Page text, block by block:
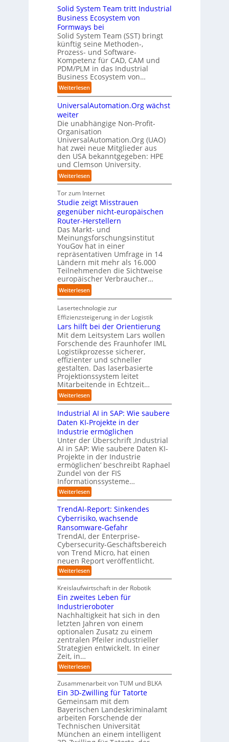
i
b
e
n
u
n
b
e
s
t
z
f
ü
r
d
e
n
G
i
g
a
f
a
c
t
o
r
y
-
A
u
s
b
a
u
-
C
E
O
h
e
n
z
e
n
t
r
e
n
n
D
e
u
t
s
c
h
l
a
n
d
T
r
e
f
f
p
u
n
k
t
f
r
p
r
a
x
i
s
n
a
e
A
u
t
o
m
a
t
i
s
i
e
r
u
n
g
s
l
ö
s
u
n
g
e
n
b
:
D
i
s
r
u
p
t
b
l
i
c
k
t
a
u
f
d
i
e
Z
u
k
n
f
t
d
e
r
I
n
d
t
r
i
e
a
u
t
o
m
a
i
s
i
e
r
u
n
g
Solid System Team tritt Industrial
Business Ecosystem von
Formways bei
Solid System Team (SST) bringt
künftig seine Methoden-,
Prozess- und Software-
Kompetenz für CAD, CAM und
PDM/PLM in das Industrial
Business Ecosystem von…
Weiterlesen:
S
o
i
d
S
y
s
t
e
m
T
e
a
m
t
r
i
t
t
I
n
d
u
t
r
i
a
l
B
s
i
n
e
s
s
E
c
o
y
s
t
e
m
v
o
n
F
o
r
m
w
a
s
b
e
i
UniversalAutomation.Org wächst
weiter
Die unabhängige Non-Profit-
Organisation
UniversalAutomation.Org (UAO)
hat zwei neue Mitglieder aus
den USA bekanntgegeben: HPE
und Clemson University.
Weiterlesen:
U
n
i
v
e
r
s
a
l
A
u
t
o
m
a
t
i
o
n
.
O
g
w
ä
c
h
s
t
w
e
i
t
e
r
Tor zum Internet
Studie zeigt Misstrauen
gegenüber nicht-europäischen
Router-Herstellern
Das Markt- und
Meinungsforschungsinstitut
YouGov hat in einer
repräsentativen Umfrage in 14
Ländern mit mehr als 16.000
Teilnehmenden die Sichtweise
europäischer Verbraucher…
Weiterlesen:
S
t
u
d
i
e
z
e
i
g
t
M
i
s
s
t
r
a
u
e
n
g
e
g
e
n
ü
b
e
r
n
i
c
h
t
-
e
u
r
o
p
i
s
c
h
e
n
R
o
u
Lasertechnologie zur
Effizienzsteigerung in der Logistik
Lars hilft bei der Orientierung
Mit dem Leitsystem Lars wollen
Forschende des Fraunhofer IML
Logistikprozesse sicherer,
effizienter und schneller
gestalten. Das laserbasierte
Projektionssystem leitet
Mitarbeitende in Echtzeit…
Weiterlesen:
L
a
r
s
h
l
f
t
b
e
i
d
e
r
O
r
i
e
n
t
i
e
r
u
n
g
Industrial AI in SAP: Wie saubere
Daten KI-Projekte in der
Industrie ermöglichen
Unter der Überschrift ‚Industrial
AI in SAP: Wie saubere Daten KI-
Projekte in der Industrie
ermöglichen‘ beschreibt Raphael
Zundel von der FIS
Informationssysteme…
Weiterlesen:
I
n
d
u
s
t
r
i
a
l
A
I
n
S
A
P
:
W
i
e
s
u
b
r
e
D
a
t
e
n
K
TrendAI-Report: Sinkendes
Cyberrisiko, wachsende
Ransomware-Gefahr
TrendAI, der Enterprise-
Cybersecurity-Geschäftsbereich
von Trend Micro, hat einen
neuen Report veröffentlicht.
Weiterlesen:
T
e
n
d
A
I
-
R
e
p
r
t
S
i
n
k
e
n
d
e
Kreislaufwirtschaft in der Robotik
Ein zweites Leben für
Industrieroboter
Nachhaltigkeit hat sich in den
letzten Jahren von einem
optionalen Zusatz zu einem
zentralen Pfeiler industrieller
Strategien entwickelt. In einer
Zeit, in…
Weiterlesen:
E
n
z
w
e
i
t
e
s
Zusammenarbeit von TUM und BLKA
Ein 3D-Zwilling für Tatorte
Gemeinsam mit dem
Bayerischen Landeskriminalamt
arbeiten Forschende der
Technischen Universität
München an einem intelligent